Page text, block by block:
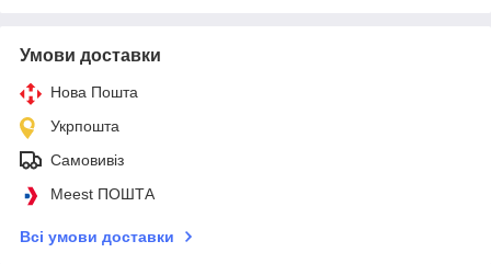
Умови доставки
Нова Пошта
Укрпошта
Самовивіз
Meest ПОШТА
Всі умови доставки